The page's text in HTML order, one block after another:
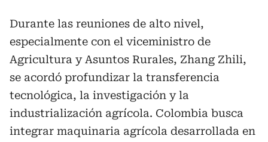
Durante las reuniones de alto nivel,
especialmente con el viceministro de
Agricultura y Asuntos Rurales, Zhang Zhili,
se acordó profundizar la transferencia
tecnológica, la investigación y la
industrialización agrícola. Colombia busca
integrar maquinaria agrícola desarrollada en